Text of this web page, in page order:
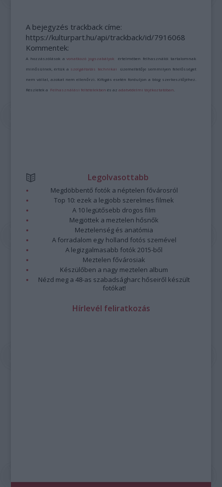
A bejegyzés trackback címe:
https://kulturpart.hu/api/trackback/id/7916068
Kommentek:
A hozzászólások avonatkozó jogszabályok értelmében felhasználói tartalomnak
minősülnek, értük a szolgáltatás technikai üzemeltetője semmilyen felelősséget
nem vállal, azokat nem ellenőrzi. Kifogás esetén forduljon a blog szerkesztőjéhez.
Részletek a Felhasználási feltételekben és azadatvédelmi tájékoztatóban
Legolvasottabb
Megdöbbentő fotók a néptelen fővárosról
Top 10: ezek a legjobb szerelmes filmek
A 10 legütősebb drogos film
Megjöttek a meztelen hősnők
Meztelenség és anatómia
A forradalom egy holland fotós szemével
A legizgalmasabb fotók 2015-ből
Meztelen fővárosiak
Készülőben a nagy meztelen album
Nézd meg a 48-as szabadságharc hőseiről készült
fotókat!
Hírlevél feliratkozás